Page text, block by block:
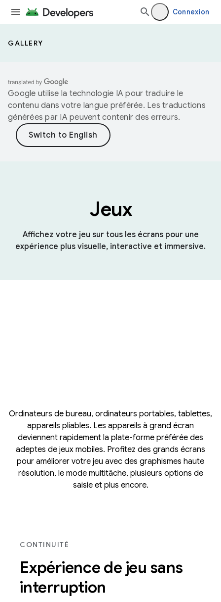
Connexion
GALLERY
Google utilise la technologie IA pour traduire le
contenu dans votre langue préférée. Les traductions
générées par IA peuvent contenir des erreurs.
Jeux
Affichez votre jeu sur tous les écrans pour une
expérience plus visuelle, interactive et immersive.
Ordinateurs de bureau, ordinateurs portables, tablettes,
appareils pliables. Les appareils à grand écran
deviennent rapidement la plate-forme préférée des
adeptes de jeux mobiles. Profitez des grands écrans
pour améliorer votre jeu avec des graphismes haute
résolution, le mode multitâche, plusieurs options de
saisie et plus encore.
CONTINUITÉ
Expérience de jeu sans
interruption